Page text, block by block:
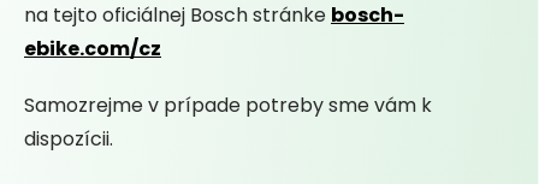
na tejto oficiálnej Bosch stránke bosch-
ebike.com/cz
Samozrejme v prípade potreby sme vám k
dispozícii.